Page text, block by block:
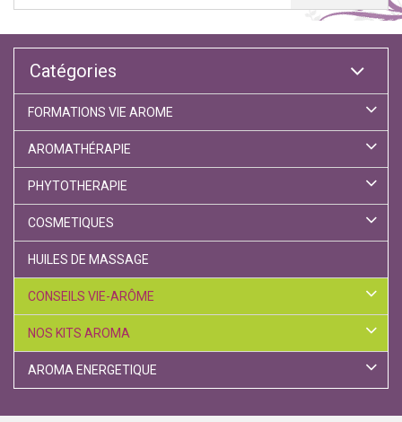
Catégories
FORMATIONS VIE AROME
AROMATHÉRAPIE
PHYTOTHERAPIE
COSMETIQUES
HUILES DE MASSAGE
CONSEILS VIE-ARÔME
NOS KITS AROMA
AROMA ENERGETIQUE